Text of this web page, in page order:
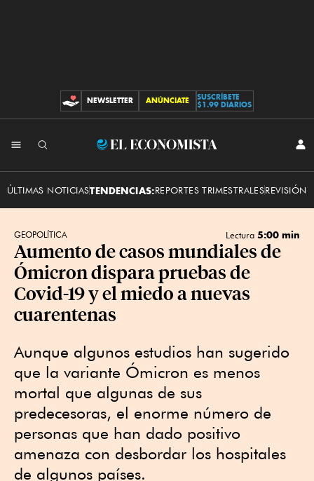
CONTRIBUCIONES
NEWSLETTER ANÚNCIATE
SUSCRÍBETE
$1.99 DIARIOS
El
ÚLTIMAS NOTICIASTENDENCIAS:REPORTES TRIMESTRALESREVISIÓN
GEOPOLÍTICA Lectura 5:00 min
Aumento de casos mundiales de
Ómicron dispara pruebas de
Covid-19 y el miedo a nuevas
cuarentenas
Aunque algunos estudios han sugerido
que la variante Ómicron es menos
mortal que algunas de sus
predecesoras, el enorme número de
personas que han dado positivo
amenaza con desbordar los hospitales
de algunos países.